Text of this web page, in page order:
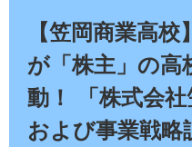
【笠岡商業高
が「株主」の高
動！ 「株式会
および事業戦略